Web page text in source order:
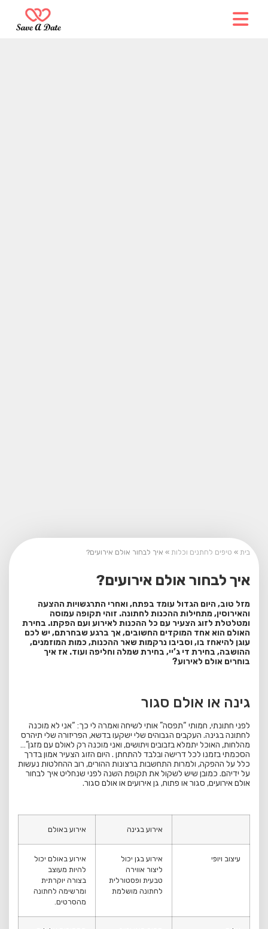
בית » טיפים לחתנים וכלות » איך לבחור אולם אירועים?
איך לבחור אולם אירועים?
מזל טוב, היום הגדול עומד בפתח, ואחרי התרגשויות ההצעה
והאירוסין, מתחילות ההכנות לחתונה. זוהי תקופה עמוסה
ומטלטלת לזוג הצעיר עם כל ההכנות לאירוע ועם הפקתו. בחירת
האולם הוא אחד המוקדים החשובים, אך ברגע שבחרתם, יש לכם
עוגן להיאחז בו, וסביבו נרקמות שאר ההכנות, כמות המוזמנים,
ההושבה, בחירת די ג’יי, בחירת שמלה וחליפה ועוד. אז איך
בוחרים אולם לאירוע?
גינה או אולם סגור
לפני חתונתי, חמותי “תפסה” אותי לשיחה ואמרה לי כך: “אני לא מוכנה
לחתונה בגינה. העקבים הגבוהים שלי ישקעו בדשא, הפריזורה שלי תיהרס
מהלחות, האוכל יתמלא בזבובים ויתושים, ואני מוכנה רק לאולם עם מזגן”…
הסכמתי בזמנו לכל דרישה ובלבד להתחתן . היום הזוג הצעיר אמון בדרך
כלל על ההפקה, ולמרות התחשבות ברצונות ההורים, רוב ההחלטות נעשות
על ידיהם. כמובן שיש לשקול את תקופת השנה לפני שנחליט איך לבחור
אולם אירועים, סגור או פתוח, גן אירועים או אולם סגור.
אירוע בגינה אירוע באולם
עיצוב ויופי
אירוע בגן יכול
ליצור אווירה
טבעית ופסטורלית
לחתונה מושלמת
אירוע באולם יכול
להיות מעוצב
בצורה יוקרתית
ומרשימה לחתונה
מהסרטים.